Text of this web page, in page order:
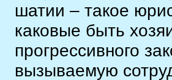
шатии – такое
каковые быть
прогрессивного
вызываемую